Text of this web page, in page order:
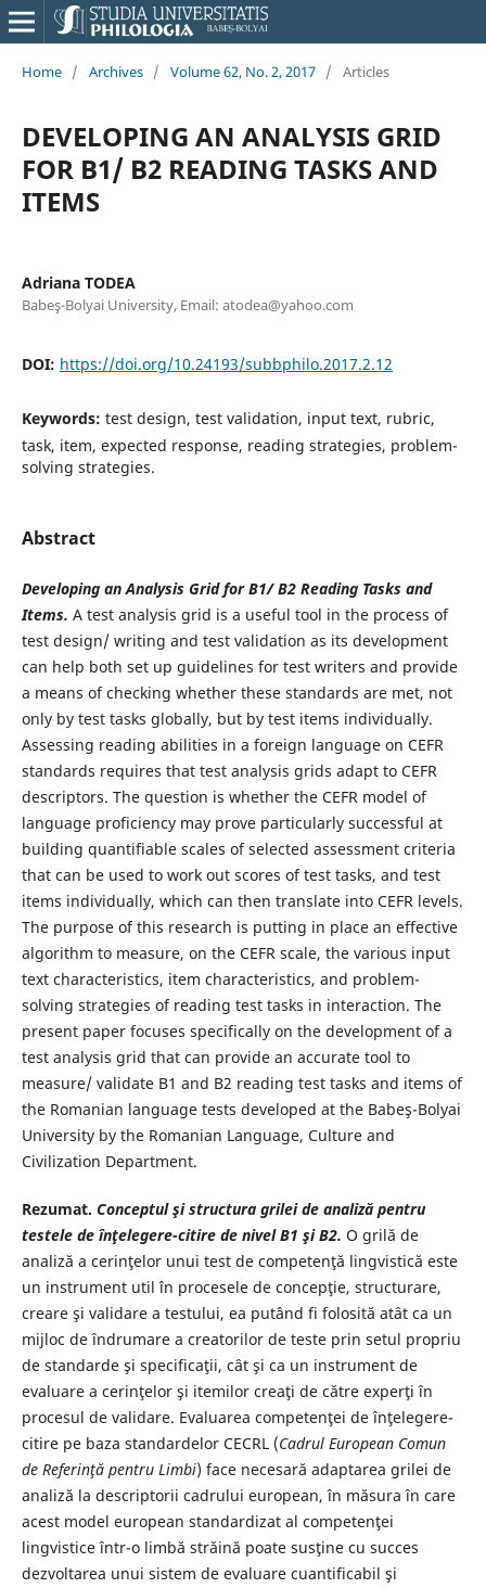
Home / Archives / Volume 62, No. 2, 2017 / Articles
DEVELOPING AN ANALYSIS GRID
FOR B1/ B2 READING TASKS AND
ITEMS
Adriana TODEA
Babeş-Bolyai University, Email: atodea@yahoo.com
DOI: https://doi.org/10.24193/subbphilo.2017.2.12
Keywords: test design, test validation, input text, rubric,
task, item, expected response, reading strategies, problem-
solving strategies.
Abstract
Developing an Analysis Grid for B1/ B2 Reading Tasks and
Items. A test analysis grid is a useful tool in the process of
test design/ writing and test validation as its development
can help both set up guidelines for test writers and provide
a means of checking whether these standards are met, not
only by test tasks globally, but by test items individually.
Assessing reading abilities in a foreign language on CEFR
standards requires that test analysis grids adapt to CEFR
descriptors. The question is whether the CEFR model of
language proficiency may prove particularly successful at
building quantifiable scales of selected assessment criteria
that can be used to work out scores of test tasks, and test
items individually, which can then translate into CEFR levels.
The purpose of this research is putting in place an effective
algorithm to measure, on the CEFR scale, the various input
text characteristics, item characteristics, and problem-
solving strategies of reading test tasks in interaction. The
present paper focuses specifically on the development of a
test analysis grid that can provide an accurate tool to
measure/ validate B1 and B2 reading test tasks and items of
the Romanian language tests developed at the Babeş-Bolyai
University by the Romanian Language, Culture and
Civilization Department.
Rezumat. Conceptul şi structura grilei de analiză pentru
testele de înţelegere-citire de nivel B1 şi B2. O grilă de
analiză a cerinţelor unui test de competenţă lingvistică este
un instrument util în procesele de concepţie, structurare,
creare şi validare a testului, ea putând fi folosită atât ca un
mijloc de îndrumare a creatorilor de teste prin setul propriu
de standarde şi specificaţii, cât şi ca un instrument de
evaluare a cerinţelor şi itemilor creaţi de către experţi în
procesul de validare. Evaluarea competenţei de înţelegere-
citire pe baza standardelor CECRL (Cadrul European Comun
de Referinţă pentru Limbi) face necesară adaptarea grilei de
analiză la descriptorii cadrului european, în măsura în care
acest model european standardizat al competenţei
lingvistice într-o limbă străină poate susţine cu succes
dezvoltarea unui sistem de evaluare cuantificabil şi